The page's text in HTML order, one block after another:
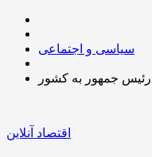
سیاسی و اجتماعی
جمهور به کشور
اقتصاد آنلاین